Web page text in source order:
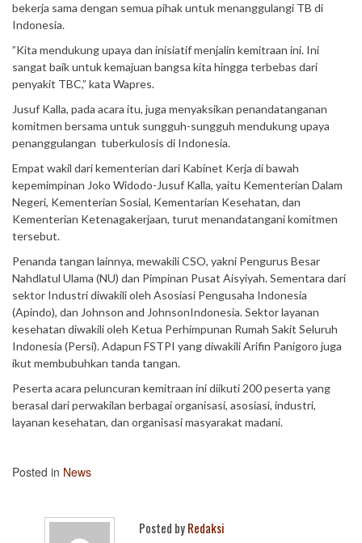
bekerja sama dengan semua pihak untuk menanggulangi TB di
Indonesia.
”Kita mendukung upaya dan inisiatif menjalin kemitraan ini. Ini
sangat baik untuk kemajuan bangsa kita hingga terbebas dari
penyakit TBC,” kata Wapres.
Jusuf Kalla, pada acara itu, juga menyaksikan penandatanganan
komitmen bersama untuk sungguh-sungguh mendukung upaya
penanggulangan tuberkulosis di Indonesia.
Empat wakil dari kementerian dari Kabinet Kerja di bawah
kepemimpinan Joko Widodo-Jusuf Kalla, yaitu Kementerian Dalam
Negeri, Kementerian Sosial, Kementarian Kesehatan, dan
Kementerian Ketenagakerjaan, turut menandatangani komitmen
tersebut.
Penanda tangan lainnya, mewakili CSO, yakni Pengurus Besar
Nahdlatul Ulama (NU) dan Pimpinan Pusat Aisyiyah. Sementara dari
sektor Industri diwakili oleh Asosiasi Pengusaha Indonesia
(Apindo), dan Johnson and JohnsonIndonesia. Sektor layanan
kesehatan diwakili oleh Ketua Perhimpunan Rumah Sakit Seluruh
Indonesia (Persi). Adapun FSTPI yang diwakili Arifin Panigoro juga
ikut membubuhkan tanda tangan.
Peserta acara peluncuran kemitraan ini diikuti 200 peserta yang
berasal dari perwakilan berbagai organisasi, asosiasi, industri,
layanan kesehatan, dan organisasi masyarakat madani.
Posted in News
Posted byRedaksi